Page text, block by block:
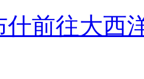
什前往大西